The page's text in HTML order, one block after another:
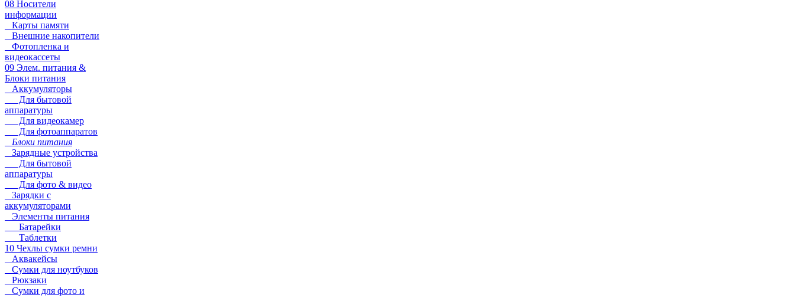
08 Носители
информации
Карты памяти
Внешние накопители
Фотопленка и
видеокассеты
09 Элем. питания &
Блоки питания
Аккумуляторы
Для бытовой
аппаратуры
Для видеокамер
Для фотоаппаратов
Блоки питания
Зарядные устройства
Для бытовой
аппаратуры
Для фото & видео
Зарядки с
аккумуляторами
Элементы питания
Батарейки
Таблетки
10 Чехлы сумки ремни
Аквакейсы
Сумки для ноутбуков
Рюкзаки
Сумки для фото и